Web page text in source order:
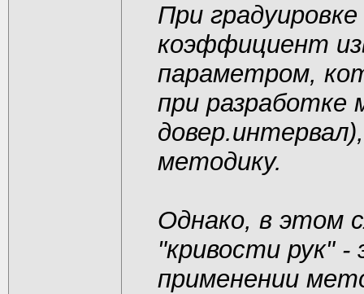
При
коэффициент
параметром,
при разработке
методику.
Однако, в этом
"кривости рук"
применении